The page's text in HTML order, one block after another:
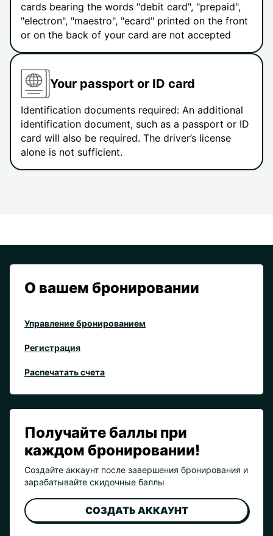
cards bearing the words "debit card", "prepaid",
"electron", "maestro", "ecard" printed on the front
or on the back of your card are not accepted
Your passport or ID card
Identification documents required: An additional
identification document, such as a passport or ID
card will also be required. The driver’s license
alone is not sufficient.
О вашем бронировании
Управление бронированием
Регистрация
Распечатать счета
Получайте баллы при
каждом бронировании!
Создайте аккаунт после завершения бронирования и
зарабатывайте скидочные баллы
СОЗДАТЬ АККАУНТ